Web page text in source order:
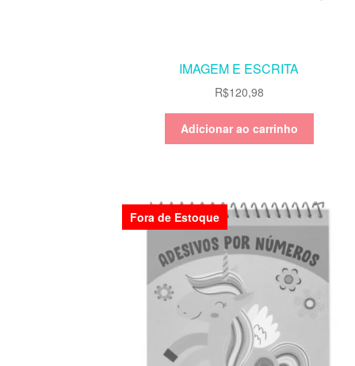
IMAGEM E ESCRITA
R$120,98
Adicionar ao carrinho
Fora de Estoque